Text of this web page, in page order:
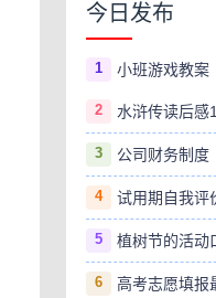
今日发布
1 小班游戏教案
2 水浒传读后感
3 公司财务制度
4 试用期自我评
5 植树节的活动
6 高考志愿填报